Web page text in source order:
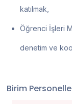
katılmak,
Öğrenci İşleri
denetim ve
Birim